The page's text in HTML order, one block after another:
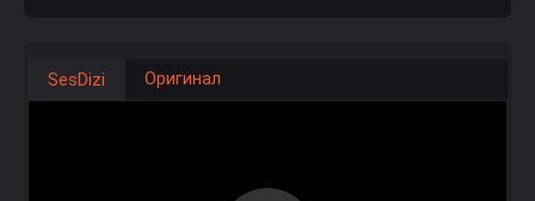
SesDizi Оригинал